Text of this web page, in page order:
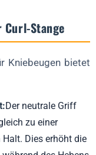
Stange
Kniebeugen bietet
Der neutrale Griff
zu einer
Dies erhöht die